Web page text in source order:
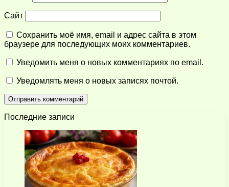
Сайт
Сохранить моё имя, email и адрес сайта в этом
браузере для последующих моих комментариев.
Уведомить меня о новых комментариях по email.
Уведомлять меня о новых записях почтой.
Последние записи